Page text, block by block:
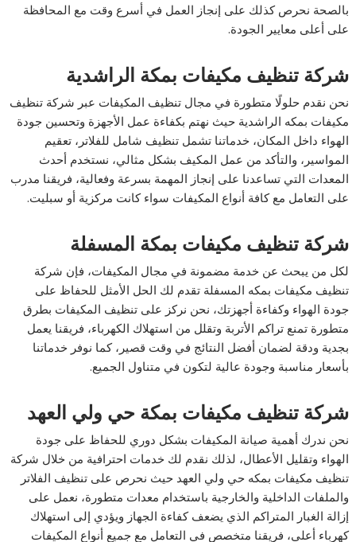
بالصحة نحرص كذلك على إنجاز العمل في أسرع وقت مع المحافظة
على أعلى معايير الجودة.
شركة تنظيف مكيفات بمكة الراشدية
نحن نقدم حلولًا متطورة في مجال تنظيف المكيفات عبر شركة تنظيف
مكيفات بمكه الراشدية حيث نهتم بكفاءة عمل الأجهزة وتحسين جودة
الهواء داخل المكان، خدماتنا تشمل تنظيف شامل للفلاتر، تعقيم
المواسير، والتأكد من عمل المكيف بشكل مثالي، نستخدم أحدث
المعدات التي تساعدنا على إنجاز المهمة بسرعة وفعالية، فريقنا مدرب
على التعامل مع كافة أنواع المكيفات سواء كانت مركزية أو سبليت.
شركة تنظيف مكيفات بمكة المسفلة
لكل من يبحث عن خدمة مضمونة في مجال المكيفات، فإن شركة
تنظيف مكيفات بمكه المسفلة تقدم لك الحل الأمثل للحفاظ على
جودة الهواء وكفاءة أجهزتك، نحن نركز على تنظيف المكيفات بطرق
متطورة تمنع تراكم الأتربة وتقلل من استهلاك الكهرباء، فريقنا يعمل
بجدية ودقة لضمان أفضل النتائج في وقت قصير، كما نوفر خدماتنا
بأسعار مناسبة وجودة عالية لتكون في متناول الجميع.
شركة تنظيف مكيفات بمكة حي ولي العهد
نحن ندرك أهمية صيانة المكيفات بشكل دوري للحفاظ على جودة
الهواء وتقليل الأعطال، لذلك نقدم لك خدمات احترافية من خلال شركة
تنظيف مكيفات بمكه حي ولي العهد حيث نحرص على تنظيف الفلاتر
والملفات الداخلية والخارجية باستخدام معدات متطورة، نعمل على
إزالة الغبار المتراكم الذي يضعف كفاءة الجهاز ويؤدي إلى استهلاك
كهرباء أعلى، فريقنا متخصص في التعامل مع جميع أنواع المكيفات